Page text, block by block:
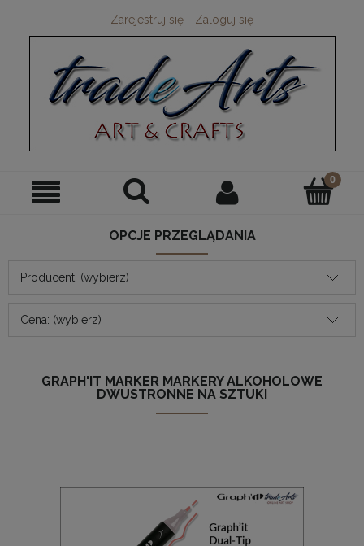
Zarejestruj się Zaloguj się
OPCJE PRZEGLĄDANIA
Producent: (wybierz)
Cena: (wybierz)
GRAPH'IT MARKER MARKERY ALKOHOLOWE
DWUSTRONNE NA SZTUKI